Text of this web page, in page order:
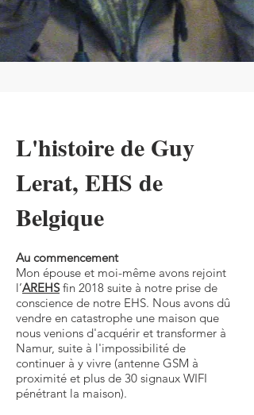
L'histoire de Guy
Lerat, EHS de
Belgique
Au commencement
Mon épouse et moi-même avons rejoint
l’AREHSfin 2018 suite à notre prise de
conscience de notre EHS. Nous avons dû
vendre en catastrophe une maison que
nous venions d'acquérir et transformer à
Namur, suite à l'impossibilité de
continuer à y vivre (antenne GSM à
proximité et plus de 30 signaux WIFI
pénétrant la maison).